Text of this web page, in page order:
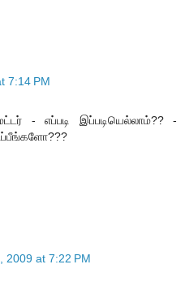
7:14 PM
- எப்படி இப்படியெல்லாம்?? -
2009 at 7:22 PM